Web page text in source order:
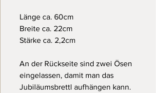
Länge ca. 60cm
Breite ca. 22cm
Stärke ca. 2,2cm
An der Rückseite sind zwei Ösen
eingelassen, damit man das
Jubiläumsbrettl aufhängen kann.